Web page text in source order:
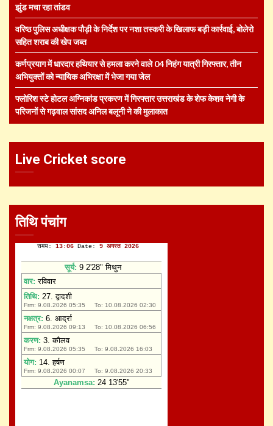
झुंड मचा रहा तांडव
वरिष्ठ पुलिस अधीक्षक पौड़ी के निर्देश पर नशा तस्करी के खिलाफ बड़ी कार्रवाई, बोलेरो
सहित शराब की खेप जब्त
कर्णप्रयाग में धारदार हथियार से हमला करने वाले 04 निहंग यात्री गिरफ्तार, तीन
अभियुक्तों को न्यायिक अभिरक्षा में भेजा गया जेल
फ्लोरिश स्टे होटल अग्निकांड प्रकरण में गिरफ्तार उत्तराखंड के शेफ केशव नेगी के
परिजनों से गढ़वाल सांसद अनिल बलूनी ने की मुलाकात
Live Cricket score
तिथि पंचांग